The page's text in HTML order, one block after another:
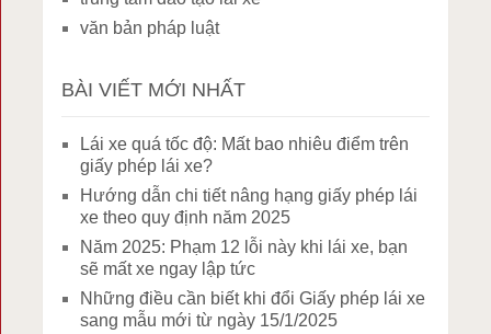
văn bản pháp luật
BÀI VIẾT MỚI NHẤT
Lái xe quá tốc độ: Mất bao nhiêu điểm trên
giấy phép lái xe?
Hướng dẫn chi tiết nâng hạng giấy phép lái
xe theo quy định năm 2025
Năm 2025: Phạm 12 lỗi này khi lái xe, bạn
sẽ mất xe ngay lập tức
Những điều cần biết khi đổi Giấy phép lái xe
sang mẫu mới từ ngày 15/1/2025